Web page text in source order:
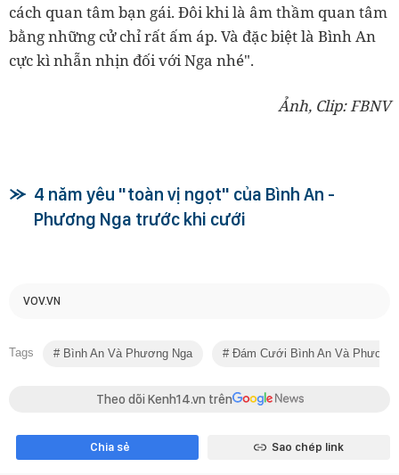
cách quan tâm bạn gái. Đôi khi là âm thầm quan tâm
bằng những cử chỉ rất ấm áp. Và đặc biệt là Bình An
cực kì nhẫn nhịn đối với Nga nhé".
Ảnh, Clip: FBNV
4 năm yêu "toàn vị ngọt" của Bình An -
Phương Nga trước khi cưới
VOV.VN
Tags Bình An Và Phương Nga Đám Cưới Bình An Và Phương
Theo dõi Kenh14.vn trên
Chia sẻ Sao chép link